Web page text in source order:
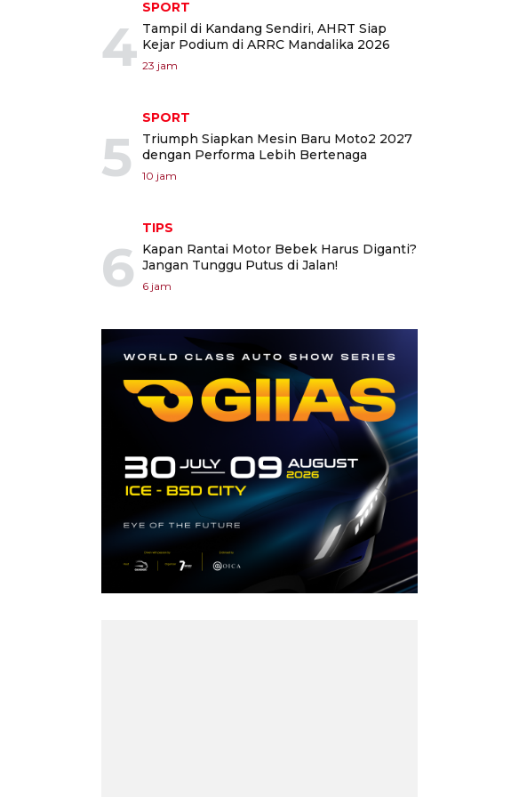
4
SPORT
Tampil di Kandang Sendiri, AHRT Siap
Kejar Podium di ARRC Mandalika 2026
23 jam
5
SPORT
Triumph Siapkan Mesin Baru Moto2 2027
dengan Performa Lebih Bertenaga
10 jam
6
TIPS
Kapan Rantai Motor Bebek Harus Diganti?
Jangan Tunggu Putus di Jalan!
6 jam